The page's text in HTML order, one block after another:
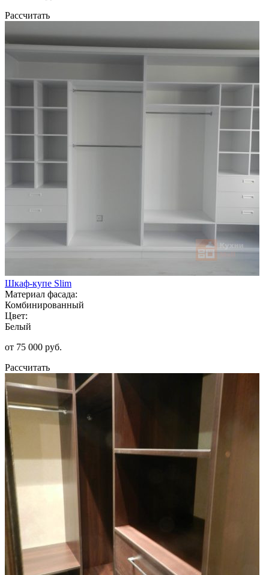
Рассчитать
Шкаф-купе Slim
Материал фасада:
Комбинированный
Цвет:
Белый
от 75 000 руб.
Рассчитать